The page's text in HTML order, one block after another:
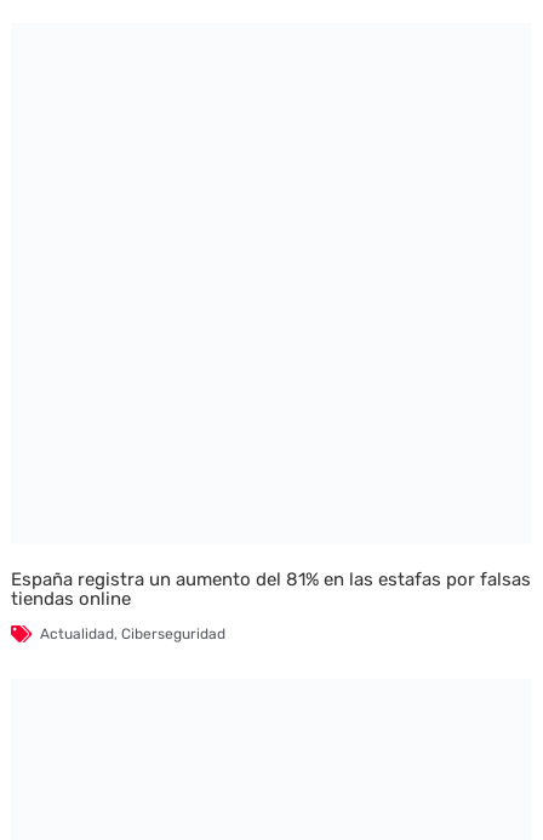
España registra un aumento del 81% en las estafas por falsas
tiendas online
Actualidad, Ciberseguridad